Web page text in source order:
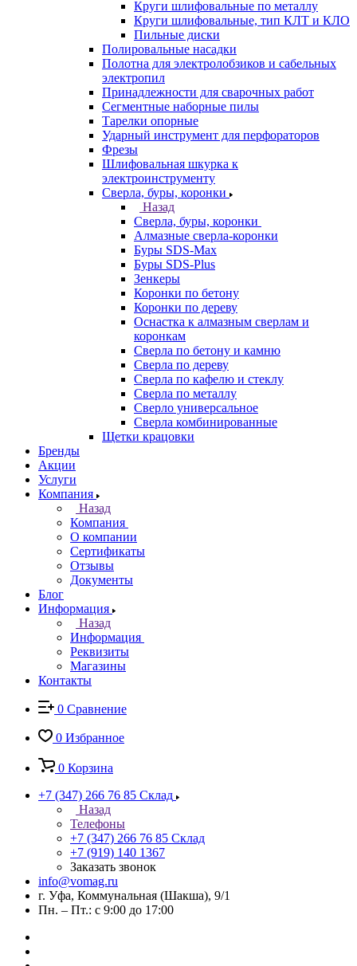
Круги шлифовальные по металлу
Круги шлифовальные, тип КЛТ и КЛО
Пильные диски
Полировальные насадки
Полотна для электролобзиков и сабельных
электропил
Принадлежности для сварочных работ
Сегментные наборные пилы
Тарелки опорные
Ударный инструмент для перфораторов
Фрезы
Шлифовальная шкурка к
электроинструменту
Сверла, буры, коронки
Назад
Сверла, буры, коронки
Алмазные сверла-коронки
Буры SDS-Max
Буры SDS-Plus
Зенкеры
Коронки по бетону
Коронки по дереву
Оснастка к алмазным сверлам и
коронкам
Сверла по бетону и камню
Сверла по дереву
Сверла по кафелю и стеклу
Сверла по металлу
Сверло универсальное
Сверла комбинированные
Щетки крацовки
Бренды
Акции
Услуги
Компания
Назад
Компания
О компании
Сертификаты
Отзывы
Документы
Блог
Информация
Назад
Информация
Реквизиты
Магазины
Контакты
0 Сравнение
0 Избранное
0 Корзина
+7 (347) 266 76 85 Склад
Назад
Телефоны
+7 (347) 266 76 85 Склад
+7 (919) 140 1367
Заказать звонок
info@vomag.ru
г. Уфа, Коммунальная (Шакша), 9/1
Пн. – Пт.: с 9:00 до 17:00